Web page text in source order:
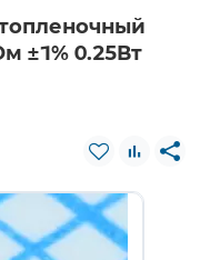
±1% 0.25Вт